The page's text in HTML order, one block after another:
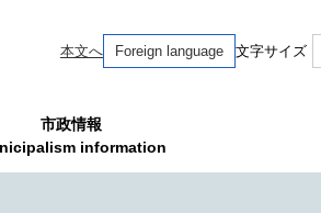
本文へ Foreign language 文字サイズ
市政情報
information